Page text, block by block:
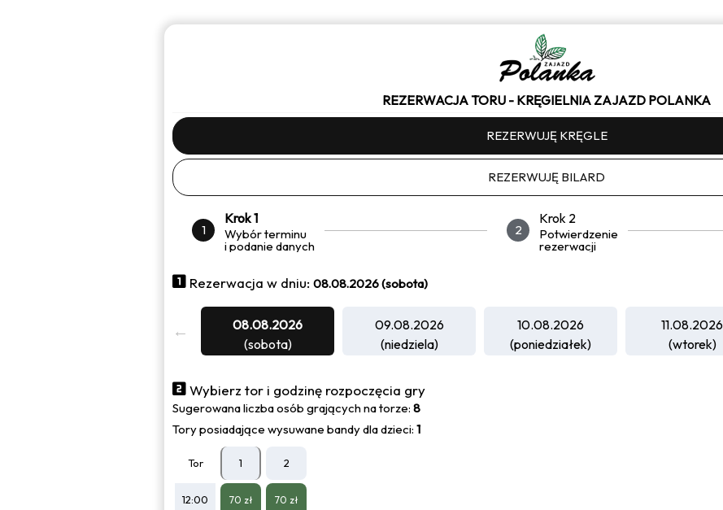
REZERWACJA TORU - KRĘGIELNIA ZAJAZD POLANKA
REZERWUJĘ KRĘGLE
REZERWUJĘ BILARD
Krok 1
Wybór terminu
i podanie danych
1
Krok 2
Potwierdzenie
rezerwacji
2
Rezerwacja w dniu: 08.08.2026 (sobota)
08.08.2026
(sobota)
09.08.2026
(niedziela)
10.08.2026
(poniedziałek)
11.08.2026
(wtorek)
Wybierz tor i godzinę rozpoczęcia gry
Sugerowana liczba osób grających na torze: 8
Tory posiadające wysuwane bandy dla dzieci: 1
Tor 1 2
12:00 70 zł 70 zł